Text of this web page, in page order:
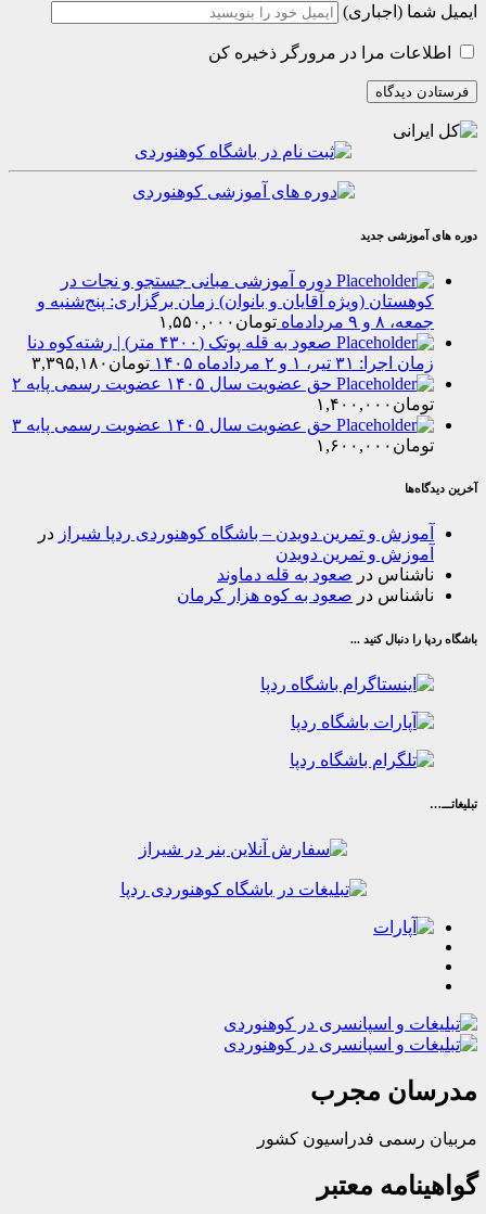
(اجباری)
مرا در مرورگر ذخیره کن
جدید
دوره آموزشی مبانی جستجو و نجات در
(ویژه آقایان و بانوان) زمان برگزاری: پنج‌شنبه و
تومان۱,۵۵۰,۰۰۰
صعود به قله پوتک (۴۳۰۰ متر) | رشته‌کوه دنا
۳۱ تیر، ۱ و ۲ مردادماه ۱۴۰۵
تومان ۳,۳۹۵,۱۸۰
حق عضویت سال ۱۴۰۵ عضویت رسمی پایه ۲
۱,۴۰۰,۰۰۰
حق عضویت سال ۱۴۰۵ عضویت رسمی پایه ۳
۱,۶۰۰,۰۰۰
و تمرین دویدن – باشگاه کوهنوردی ردپا شیراز در
و تمرین دویدن
درصعود به قله دماوند
درصعود به کوه هزار کرمان
دنبال کنید ...
مجرب
رسمی فدراسیون کشور
معتبر